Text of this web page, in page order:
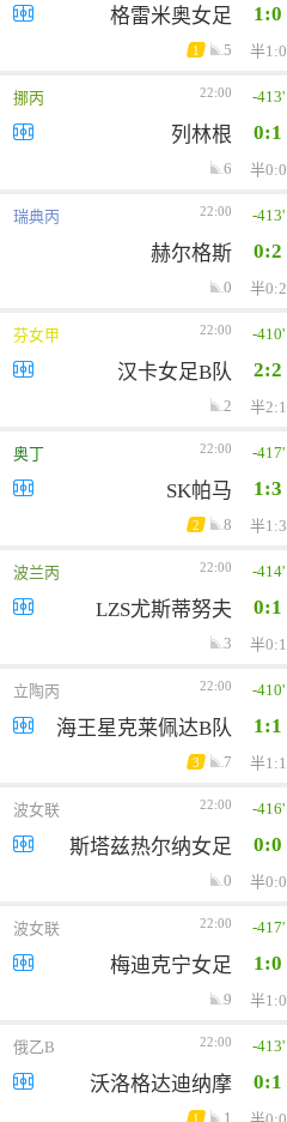
格雷米奥女足 1:0
1 5 半1:0
挪丙 22:00 -413'
列林根 0:1
6 半0:0
瑞典丙 22:00 -413'
赫尔格斯 0:2
0 半0:2
芬女甲 22:00 -410'
汉卡女足B队 2:2
2 半2:1
奥丁 22:00 -417'
SK帕马 1:3
2 8 半1:3
波兰丙 22:00 -414'
LZS尤斯蒂努夫 0:1
3 半0:1
立陶丙 22:00 -410'
海王星克莱佩达B队 1:1
3 7 半1:1
波女联 22:00 -416'
斯塔兹热尔纳女足 0:0
0 半0:0
波女联 22:00 -417'
梅迪克宁女足 1:0
9 半1:0
俄乙B 22:00 -413'
沃洛格达迪纳摩 0:1
1 1